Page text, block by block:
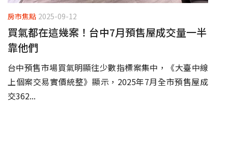
房市焦點 2025-09-12
買氣都在這幾案！台中7月預售屋成交量一半
靠他們
台中預售市場買氣明顯往少數指標案集中，《大臺中線
上個案交易實價統整》顯示，2025年7月全市預售屋成
交362...